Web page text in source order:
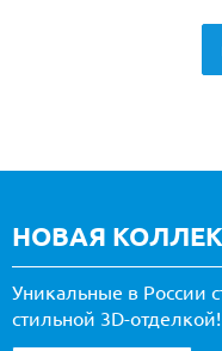
НОВАЯ
Уникальные в России
стильной 3D-отделкой!